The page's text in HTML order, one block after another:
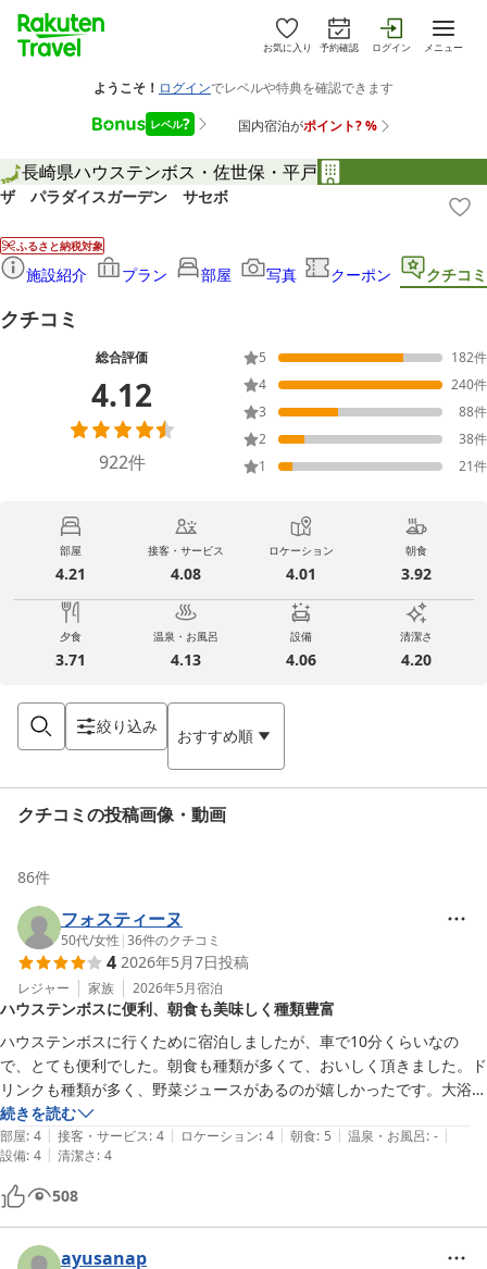
お気に入り 予約確認 ログイン メニュー
長崎県ハウステンボス・佐世保・平戸
ザ パラダイスガーデン サセボ
ふるさと納税対象
施設紹介 プラン 部屋 写真 クーポン クチコミ
クチコミ
総合評価
4.12
922件
5 182件
4
240件
3
88件
2
38件
1
21件
部屋
4.21
接客・サービス
4.08
ロケーション
4.01
朝食
3.92
夕食
3.71
温泉・お風呂
4.13
設備
4.06
清潔さ
4.20
絞り込み おすすめ順
クチコミの投稿画像・動画
86件
フォスティーヌ
50代/女性 |36件のクチコミ
4 2026年5月7日投稿
レジャー 家族 2026年5月宿泊
ハウステンボスに便利、朝食も美味しく種類豊富
ハウステンボスに行くために宿泊しましたが、車で10分くらいなの
で、とても便利でした。朝食も種類が多くて、おいしく頂きました。ド
リンクも種類が多く、野菜ジュースがあるのが嬉しかったです。大浴場
は利用しませんでした。部屋風呂はシャワーのみでしたが、シャワー室
がけっこう広めに作られていたので窮屈さは感じませんでした。
続きを読む
部屋: 4 | 接客・サービス: 4 | ロケーション: 4 | 朝食: 5 | 温泉・お風呂: - |
設備: 4 | 清潔さ: 4
508
ayusanap